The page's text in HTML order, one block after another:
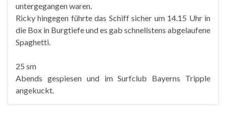
untergegangen waren.
Ricky hingegen führte das Schiff sicher um 14.15 Uhr in
die Box in Burgtiefe und es gab schnellstens abgelaufene
Spaghetti.
25 sm
Abends gespiesen und im Surfclub Bayerns Tripple
angekuckt.